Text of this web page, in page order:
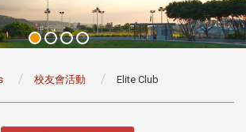
校友會活動 Elite Club